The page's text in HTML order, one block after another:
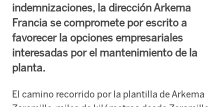
indemnizaciones, la dirección Arkema
Francia se compromete por escrito a
favorecer la opciones empresariales
interesadas por el mantenimiento de la
planta.
El camino recorrido por la plantilla de Arkema